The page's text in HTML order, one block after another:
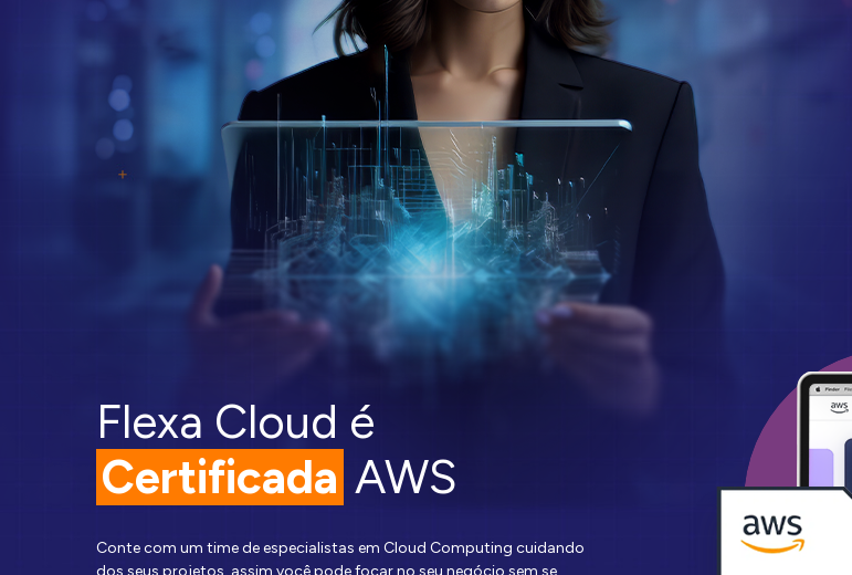
Flexa Cloud é
Certificada AWS
Conte com um time de especialistas em Cloud Computing cuidando